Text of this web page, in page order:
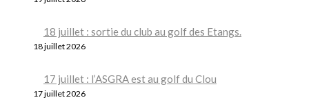
18 juillet : sortie du club au golf des Etangs.
18 juillet 2026
17 juillet : l’ASGRA est au golf du Clou
17 juillet 2026